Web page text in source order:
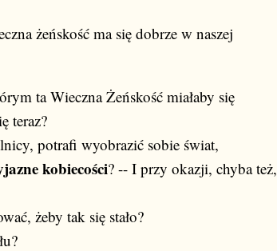
żeńskość ma się dobrze w naszej
ta Wieczna Żeńskość miałaby się
teraz?
potrafi wyobrazić sobie świat,
kobiecości? -- I przy okazji, chyba też,
żeby tak się stało?